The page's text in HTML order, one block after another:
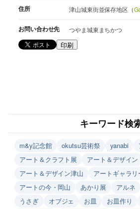
住所 津山城東街並保存地区（
お問い合わせ先 つやま城東まちかつ
印刷
キーワード検
m&y記念館 okutsu芸術祭 yanabi
アート＆クラフト展
アート＆デザイン
アート＆デザイン津山
アートギャラリ
アートの今・岡山
あかり展 アルネ
うさぎ
オブジェ お皿 お皿作り